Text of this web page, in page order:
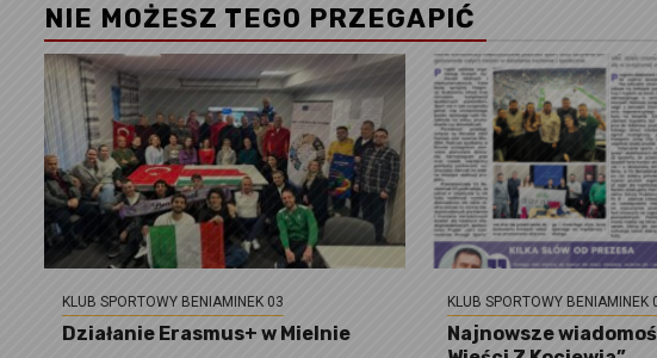
NIE MOŻESZ TEGO PRZEGAPIĆ
KLUB SPORTOWY BENIAMINEK 03
Działanie Erasmus+ w Mielnie
KLUB SPORTOWY BENIAMINEK
Najnowsze